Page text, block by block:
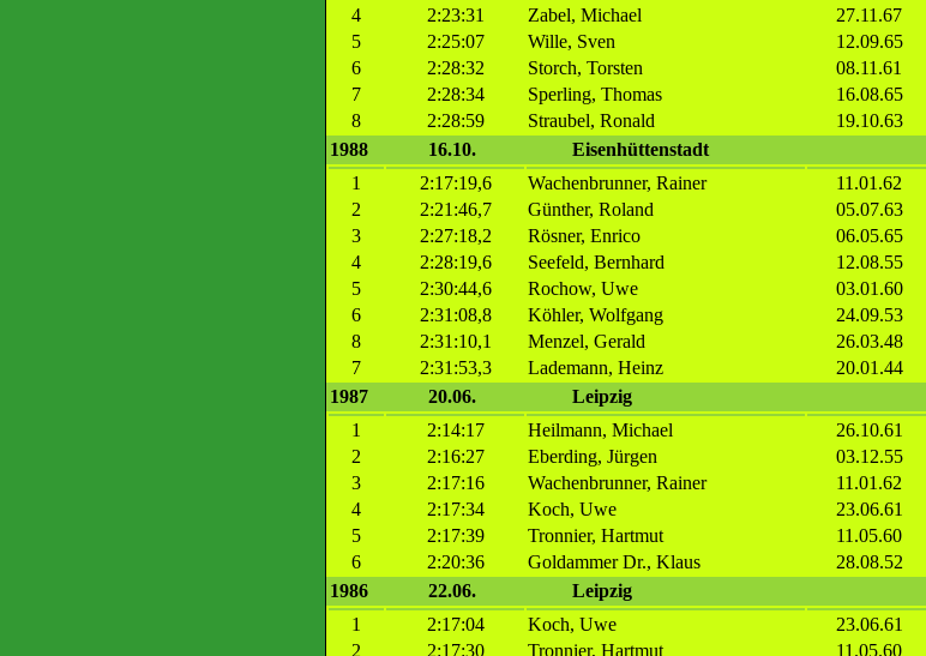
4
2:23:31 Zabel, Michael 27.11.67
5
2:25:07 Wille, Sven 12.09.65
6
2:28:32 Storch, Torsten 08.11.61
7
2:28:34 Sperling, Thomas 16.08.65
8
2:28:59 Straubel, Ronald 19.10.63
1988
16.10.
Eisenhüttenstadt
1
2:17:19,6 Wachenbrunner, Rainer 11.01.62
2
2:21:46,7 Günther, Roland 05.07.63
3
2:27:18,2 Rösner, Enrico 06.05.65
4
2:28:19,6 Seefeld, Bernhard 12.08.55
5
2:30:44,6 Rochow, Uwe 03.01.60
6
2:31:08,8 Köhler, Wolfgang 24.09.53
8
2:31:10,1 Menzel, Gerald 26.03.48
7
2:31:53,3 Lademann, Heinz 20.01.44
1987
20.06.
Leipzig
1
2:14:17 Heilmann, Michael 26.10.61
2
2:16:27 Eberding, Jürgen 03.12.55
3
2:17:16 Wachenbrunner, Rainer 11.01.62
4
2:17:34 Koch, Uwe 23.06.61
5
2:17:39 Tronnier, Hartmut 11.05.60
6
2:20:36 Goldammer Dr., Klaus 28.08.52
1986
22.06.
Leipzig
1
2:17:04 Koch, Uwe 23.06.61
2
2:17:30 Tronnier, Hartmut 11.05.60